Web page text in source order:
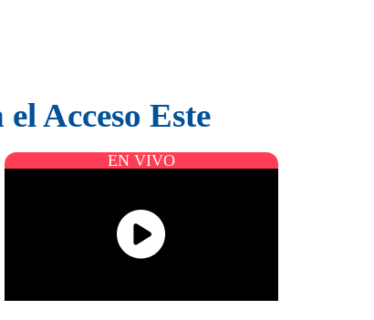
Acceso Este
EN VIVO